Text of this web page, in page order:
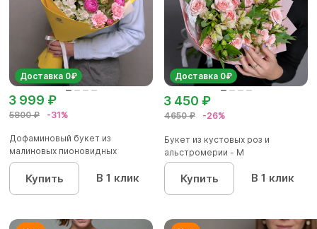
Доставка 0₽
5800 ₽ -31%
3 999 ₽
Дофаминовый букет из
малиновых пионовидных
кустовых роз...
Купить В 1 клик
Доставка 0₽
4650 ₽ -26%
3 450 ₽
Букет из кустовых роз и
альстромерии - М
Купить В 1 клик